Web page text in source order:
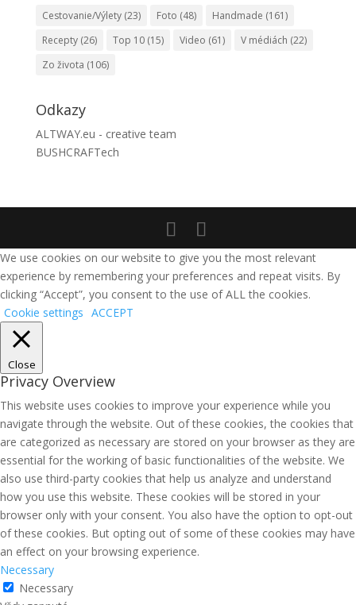
Cestovanie/Výlety(23) Foto (48) Handmade (161)
Recepty(26) Top 10(15) Video (61) V médiách (22)
Zo života (106)
Odkazy
ALTWAY.eu - creative team
BUSHCRAFTech
We use cookies on our website to give you the most relevant
experience by remembering your preferences and repeat visits. By
clicking “Accept”, you consent to the use of ALL the cookies.
Cookie settings ACCEPT
Close
Privacy Overview
This website uses cookies to improve your experience while you
navigate through the website. Out of these cookies, the cookies that
are categorized as necessary are stored on your browser as they are
essential for the working of basic functionalities of the website. We
also use third-party cookies that help us analyze and understand
how you use this website. These cookies will be stored in your
browser only with your consent. You also have the option to opt-out
of these cookies. But opting out of some of these cookies may have
an effect on your browsing experience.
Necessary
Necessary